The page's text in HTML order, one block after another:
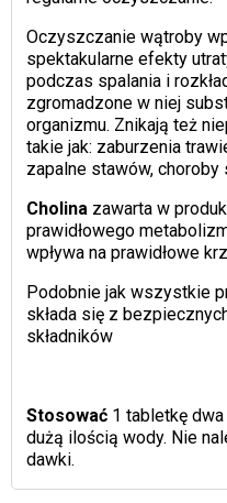
Oczyszczanie wątroby
spektakularne efekty
podczas spalania i
zgromadzone w niej
organizmu. Znikają też
takie jak: zaburzenia
zapalne stawów, choroby
Cholina zawarta w
prawidłowego
wpływa na prawidłowe
Podobnie jak wszystkie
składa się z
składników
Stosować1 tabletkę dwa
dużą ilością wody. Nie
dawki.